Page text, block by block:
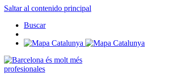
Saltar al contenido principal
Buscar
profesionales